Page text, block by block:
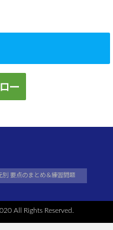
別 要点のまとめ＆練習問題
All Rights Reserved.